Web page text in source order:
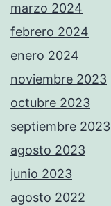
marzo 2024
febrero 2024
enero 2024
noviembre 2023
octubre 2023
septiembre 2023
agosto 2023
junio 2023
agosto 2022